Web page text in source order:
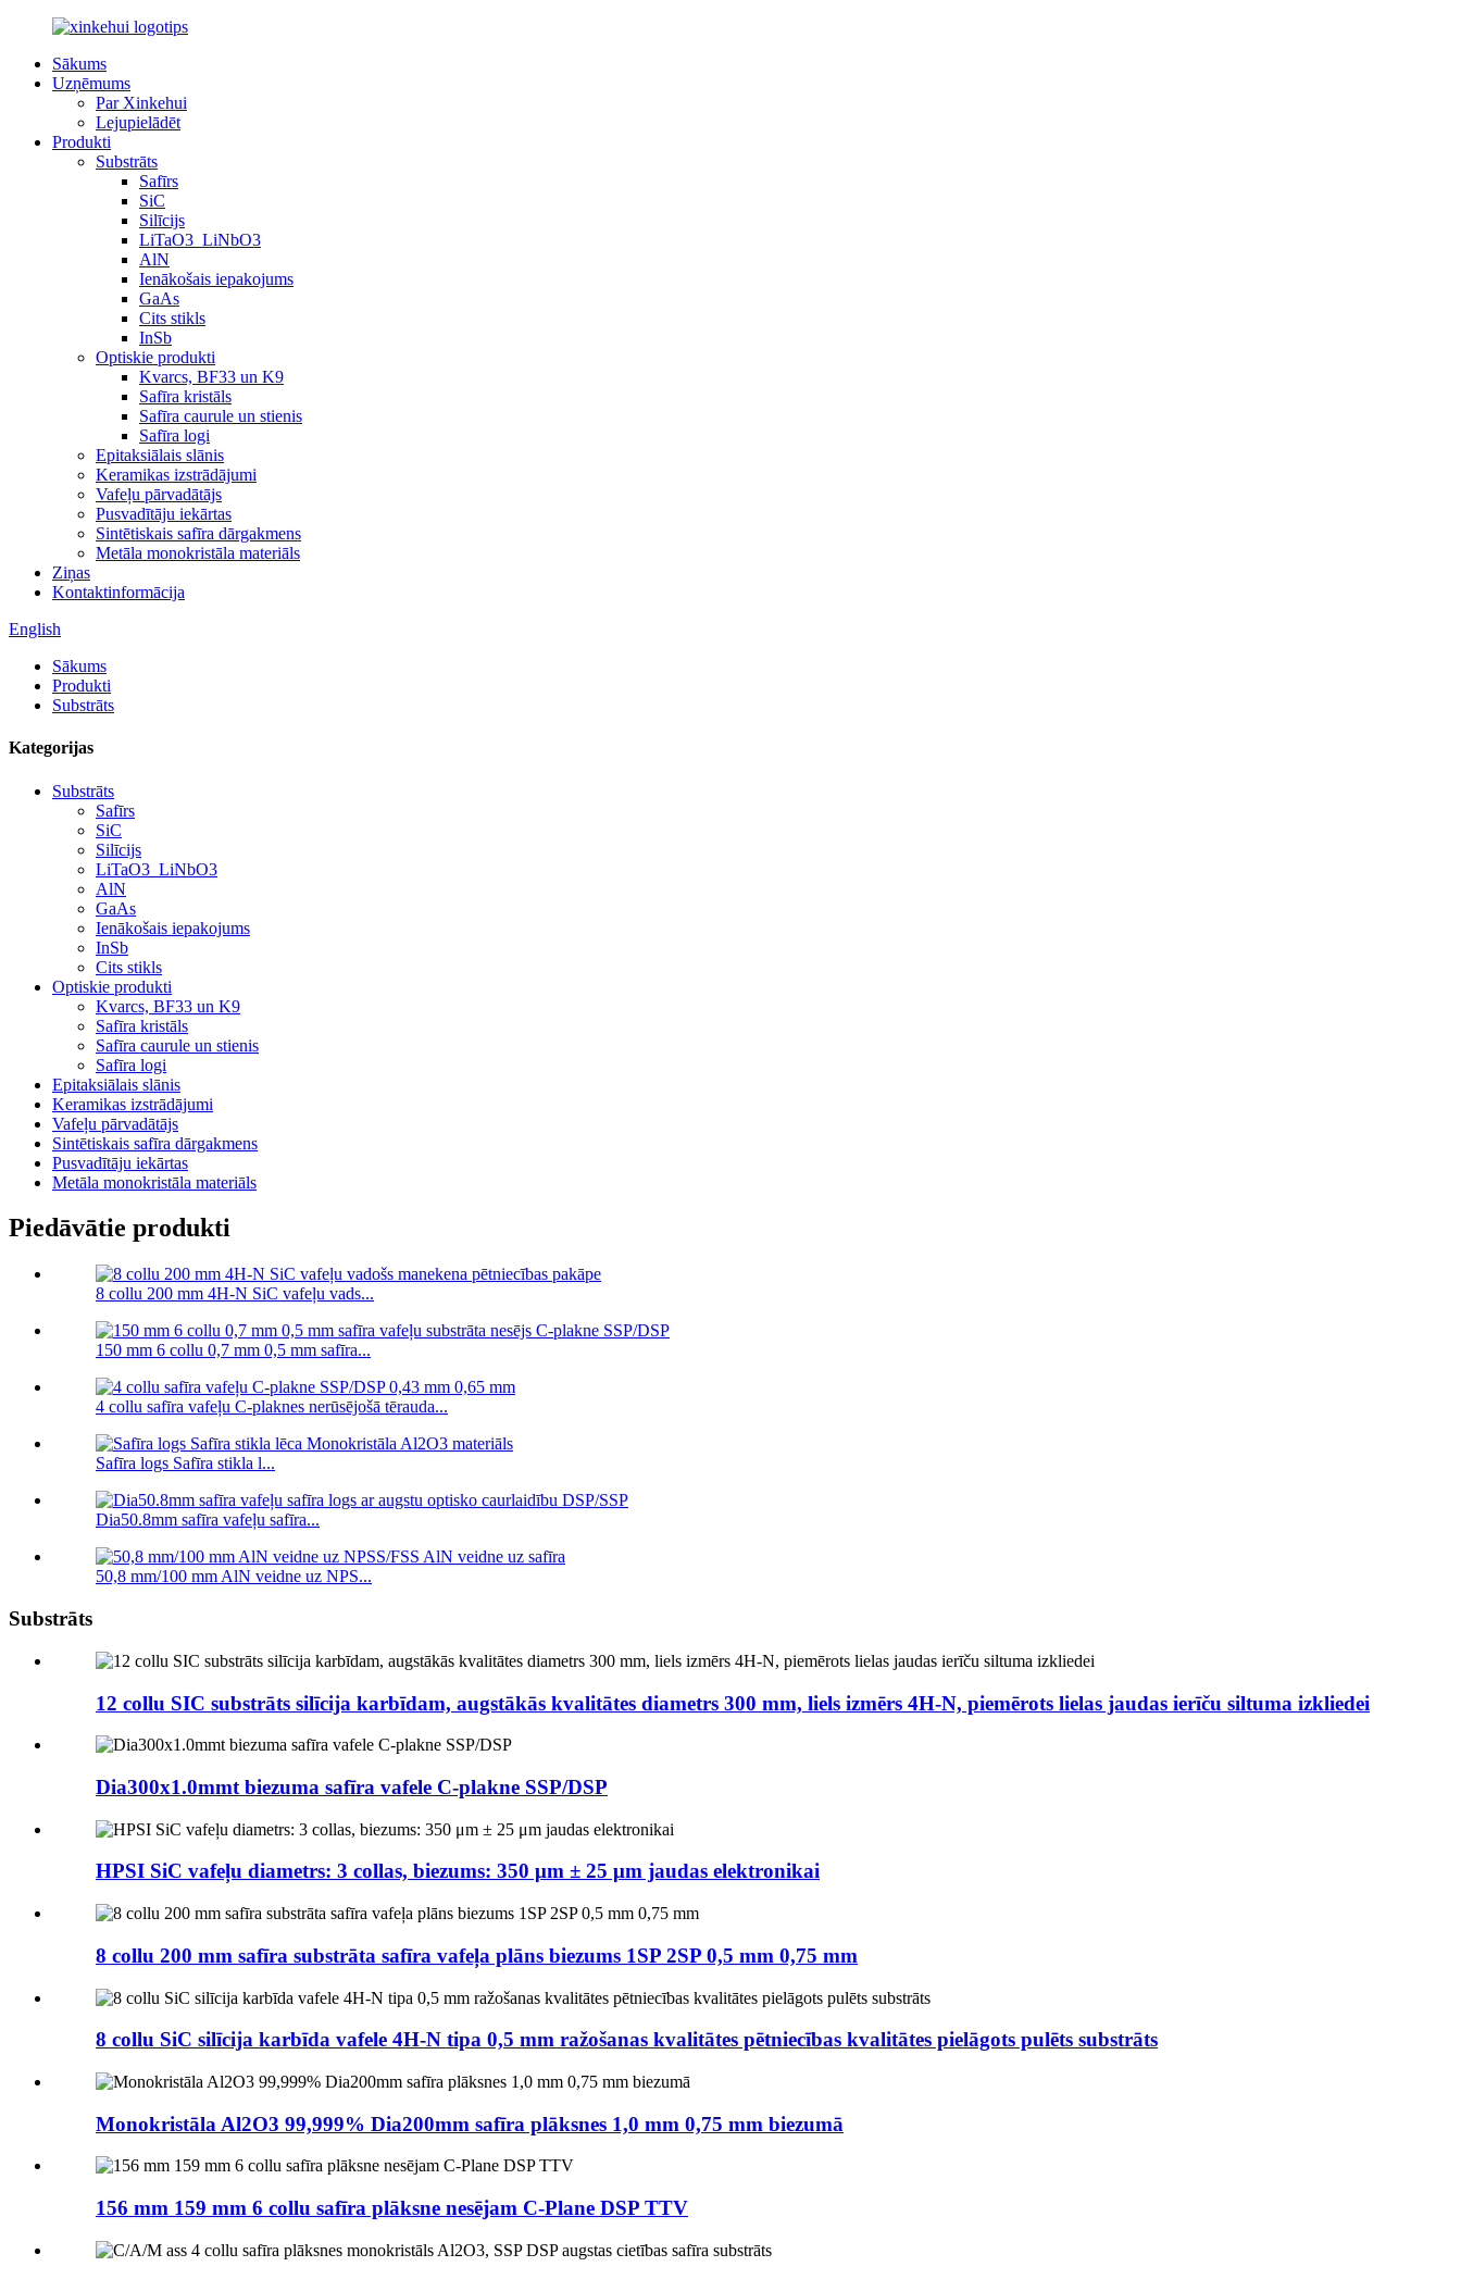
Sākums
Uzņēmums
Par Xinkehui
Lejupielādēt
Produkti
Substrāts
Safīrs
SiC
Silīcijs
LiTaO3_LiNbO3
AlN
Ienākošais iepakojums
GaAs
Cits stikls
InSb
Optiskie produkti
Kvarcs, BF33 un K9
Safīra kristāls
Safīra caurule un stienis
Safīra logi
Epitaksiālais slānis
Keramikas izstrādājumi
Vafeļu pārvadātājs
Pusvadītāju iekārtas
Sintētiskais safīra dārgakmens
Metāla monokristāla materiāls
Ziņas
Kontaktinformācija
English
Sākums
Produkti
Substrāts
Kategorijas
Substrāts
Safīrs
SiC
Silīcijs
LiTaO3_LiNbO3
AlN
GaAs
Ienākošais iepakojums
InSb
Cits stikls
Optiskie produkti
Kvarcs, BF33 un K9
Safīra kristāls
Safīra caurule un stienis
Safīra logi
Epitaksiālais slānis
Keramikas izstrādājumi
Vafeļu pārvadātājs
Sintētiskais safīra dārgakmens
Pusvadītāju iekārtas
Metāla monokristāla materiāls
Piedāvātie produkti
8 collu 200 mm 4H-N SiC vafeļu vads...
150 mm 6 collu 0,7 mm 0,5 mm safīra...
4 collu safīra vafeļu C-plaknes nerūsējošā tērauda...
Safīra logs Safīra stikla l...
Dia50.8mm safīra vafeļu safīra...
50,8 mm/100 mm AlN veidne uz NPS...
Substrāts
12 collu SIC substrāts silīcija karbīdam, augstākās kvalitātes diametrs 300 mm, liels izmērs 4H-N, piemērots lielas jaudas ierīču siltuma izkliedei
Dia300x1.0mmt biezuma safīra vafele C-plakne SSP/DSP
HPSI SiC vafeļu diametrs: 3 collas, biezums: 350 μm ± 25 μm jaudas elektronikai
8 collu 200 mm safīra substrāta safīra vafeļa plāns biezums 1SP 2SP 0,5 mm 0,75 mm
8 collu SiC silīcija karbīda vafele 4H-N tipa 0,5 mm ražošanas kvalitātes pētniecības kvalitātes pielāgots pulēts substrāts
Monokristāla Al2O3 99,999% Dia200mm safīra plāksnes 1,0 mm 0,75 mm biezumā
156 mm 159 mm 6 collu safīra plāksne nesējam C-Plane DSP TTV